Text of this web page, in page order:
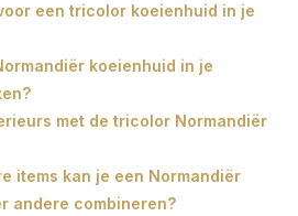
een tricolor koeienhuid in je
koeienhuid in je
met de tricolor Normandiër
items kan je een Normandiër
andere combineren?